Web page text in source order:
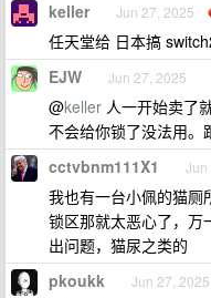
keller Jun 27, 2025
任天堂给 日本搞
EJW Jun 27, 2025
@keller 人一开始卖了
不会给你锁了没法用。
cctvbnm111X1 Jun
我也有一台小佩的猫厕
锁区那就太恶心了，万
出问题，猫尿之类的
pkoukk Jun 27, 2025